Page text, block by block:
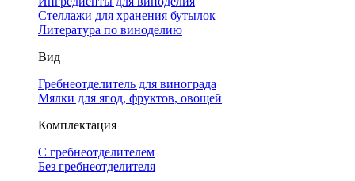
Стеллажи для хранения бутылок
Литература по виноделию
Вид
Гребнеотделитель для винограда
Мялки для ягод, фруктов, овощей
Комплектация
С гребнеотделителем
Без гребнеотделителя